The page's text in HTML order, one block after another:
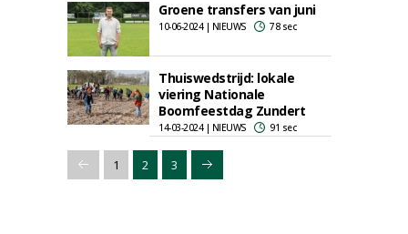
Groene transfers van juni
10-06-2024 | NIEUWS 78 sec
Thuiswedstrijd: lokale
viering Nationale
Boomfeestdag Zundert
14-03-2024 | NIEUWS 91 sec
1 2 3